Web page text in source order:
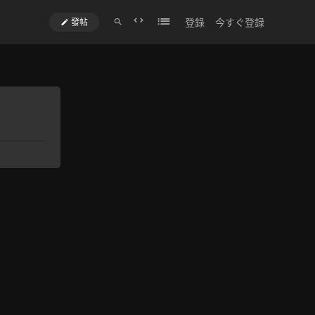
登錄 今すぐ登録
發帖